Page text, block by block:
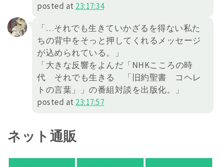
posted at 23:17:34
「…それでも生きていかざるを得ない私た
ちの背中をそっと押してくれるメッセージ
が込められている。」
「大きな反響をよんだ「NHKこころの時
代 それでも生きる 「旧約聖書 コヘレ
トの言葉」」の番組対談を出版化。」
posted at 23:17:57
ネット通販